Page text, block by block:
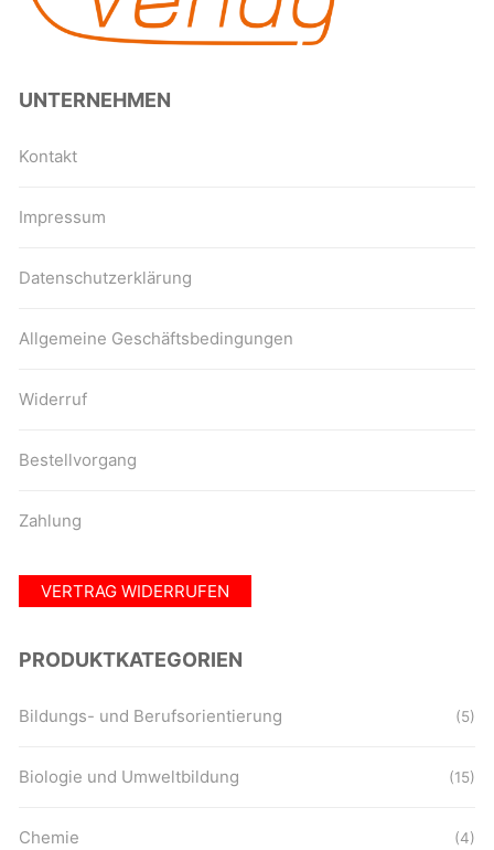
UNTERNEHMEN
Kontakt
Impressum
Datenschutzerklärung
Allgemeine Geschäftsbedingungen
Widerruf
Bestellvorgang
Zahlung
VERTRAG WIDERRUFEN
PRODUKTKATEGORIEN
Bildungs- und Berufsorientierung (5)
Biologie und Umweltbildung (15)
Chemie (4)